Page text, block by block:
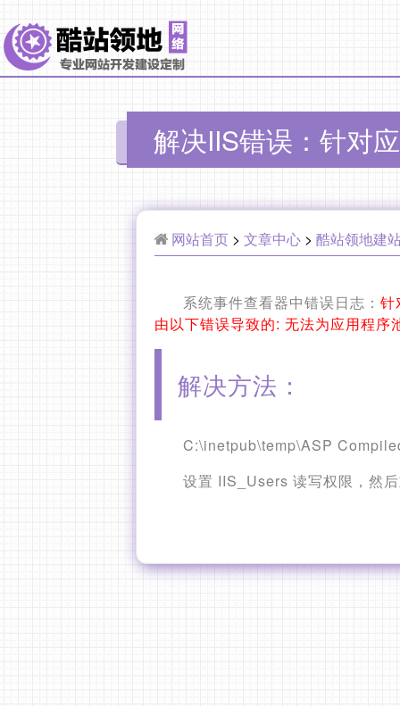
解决IIS错误：针对
网站首页 > 文章中心 > 酷站领地建
系统事件查看器中错误日志： 针
由以下错误导致的: 无法为应用程
解决方法：
C:\inetpub\temp\ASP
设置 IIS_Users 读写权限，然